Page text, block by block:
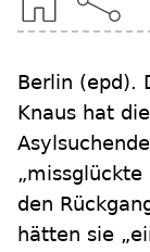
Berlin (epd).
Knaus hat
den
hätten sie